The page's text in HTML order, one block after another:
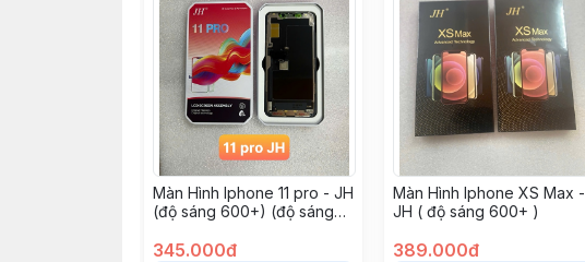
Màn Hình Iphone 11 pro - JH
(độ sáng 600+) (độ sáng
345.000đ
Màn Hình Iphone XS Max -
JH ( độ sáng 600+ )
389.000đ